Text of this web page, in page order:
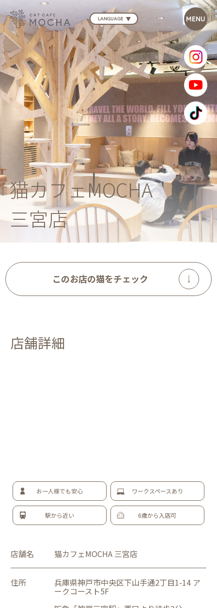
LANGUAGE
猫カフェMOCHA
三宮店
このお店の猫をチェック
店舗詳細
お一人様でも安心 ワークスペースあり
駅から近い 6歳から入店可
店舗名 猫カフェMOCHA 三宮店
住所 兵庫県神戸市中央区下山手通2丁目1-14 ア
ークコースト5F